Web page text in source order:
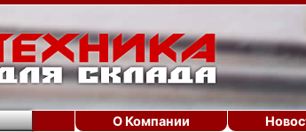
О Компании